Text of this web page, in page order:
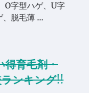
O字型ハゲ、U字
、脱毛薄 …
得育毛剤・
ンキング!!